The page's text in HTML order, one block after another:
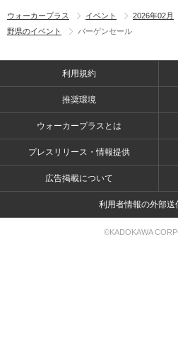
ウォーカープラス イベント 2026年02月
野県のイベント
バーゲンセール
利用規約
推奨環境
ウォーカープラスとは
プレスリリース・情報提供
広告掲載について
利用者情報の外部送
©KADOKAWA